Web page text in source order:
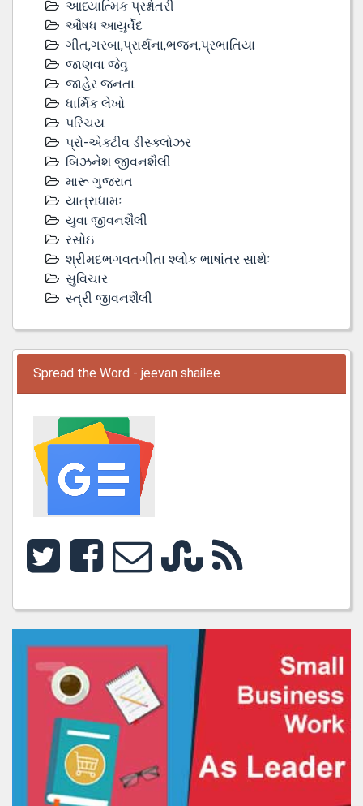
આધ્યાત્મિક પ્રશ્નોતરી
ઔષધ આયુર્વેદ
ગીત,ગરબા,પ્રાર્થના,ભજન,પ્રભાતિયા
જાણવા જેવુ
જાહેર જનતા
ધાર્મિક લેખો
પરિચય
પ્રો-એક્ટીવ ડીસ્‍ક્લોઝર
બિઝનેશ જીવનશૈલી
મારૂ ગુજરાત
યાત્રાધામઃ
યુવા જીવનશૈલી
રસોઇ
શ્રીમદભગવતગીતા શ્લોક ભાષાંતર સાથેઃ
સુવિચાર
સ્ત્રી જીવનશૈલી
Spread the Word - jeevan shailee